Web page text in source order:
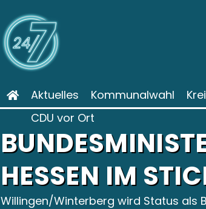
Aktuelles Kommunalwahl
CDU vor Ort
HESSEN IM
Willingen/Winterberg wird Status als